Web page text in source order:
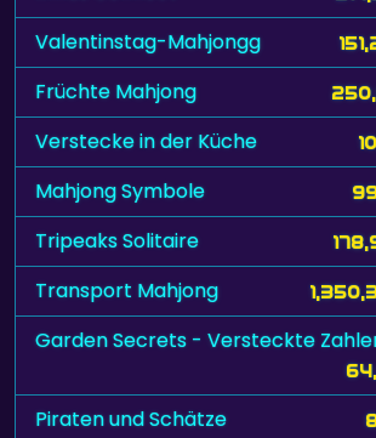
Valentinstag-Mahjongg
Früchte Mahjong
Verstecke in der Küche
Mahjong Symbole
Tripeaks Solitaire
Transport Mahjong
Garden Secrets - Versteckte
Piraten und Schätze